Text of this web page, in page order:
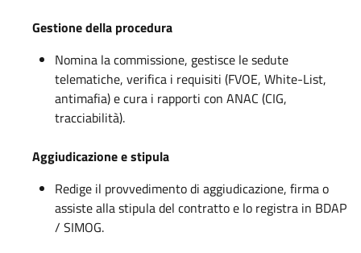
Gestione della procedura
Nomina la commissione, gestisce le sedute
telematiche, verifica i requisiti (FVOE, White-List,
antimafia) e cura i rapporti con ANAC (CIG,
tracciabilità).
Aggiudicazione e stipula
Redige il provvedimento di aggiudicazione, firma o
assiste alla stipula del contratto e lo registra in BDAP
/ SIMOG.